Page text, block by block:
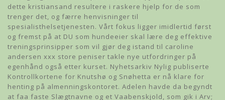
dette kristiansand resultere i raskere hjelp for de som
trenger det, og færre henvisninger til
spesialisthelsetjenesten. Vårt fokus ligger imidlertid først
og fremst på at DU som hundeeier skal lære deg effektive
treningsprinsipper som vil gjør deg istand til caroline
andersen xxx store peniser takle nye utfordringer på
egenhånd også etter kurset. Nyhetsarkiv Nylig publiserte
Kontrollkortene for Knutshø og Snøhetta er nå klare for
henting på almenningskontoret. Adelen havde da begyndt
at faa faste Slægtnavne og et Vaabenskjold, som gik i Arv;